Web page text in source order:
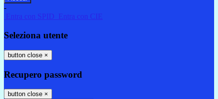
-
Entra con SPID
Entra con CIE
Seleziona utente
button close ×
Recupero password
button close ×